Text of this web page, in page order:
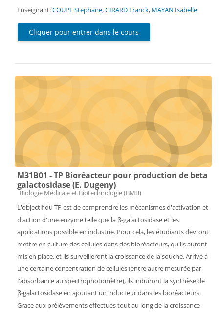
Enseignant:COUPE Stephane,GIRARD Franck, MAYAN Isabelle
Cliquer pour entrer dans le cours
M31B01 - TP Bioréacteur pour production de beta
galactosidase (E. Dugeny)
Catégorie de cours
Biologie Médicale et Biotechnologie (BMB)
L'objectif du TP est de comprendre les mécanismes d'activation et
d'action d'une enzyme telle que la β-galactosidase et les
applications possible en industrie. Pour cela, les étudiants devront
mettre en culture des cellules dans des bioréacteurs, qu'ils auront
mis en place, et ils surveilleront la croissance de la souche. Arrivé à
une certaine concentration de cellules (entre autre mesurée par
l'absorbance au spectrophotomètre), ils induiront la synthèse de
β-galactosidase en ajoutant un inducteur dans les bioréacteurs.
Grace aux prélèvements effectués tout au long de la croissance